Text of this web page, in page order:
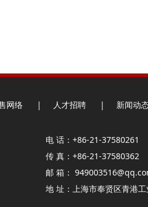
网络 | 人才招聘 | 新闻动
电 话：+86-21-37580261
传 真：+86-21-37580362
邮 箱：
地 址：上海市奉贤区青港